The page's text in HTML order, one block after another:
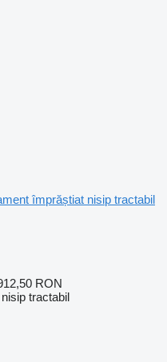
împrăștiat nisip tractabil
RON
tractabil